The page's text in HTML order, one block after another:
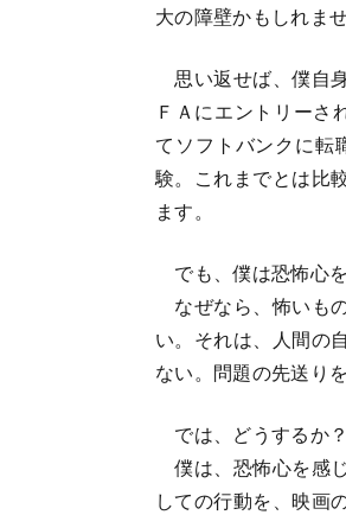
大の障壁かもしれませ
思い返せば、僕自
ＦＡにエントリーさ
てソフトバンクに
験。これまでとは比
ます。
でも、僕は恐怖心
なぜなら、怖いも
い。それは、人間の
ない。問題の先送り
では、どうするか？
僕は、恐怖心を感
しての行動を、映画